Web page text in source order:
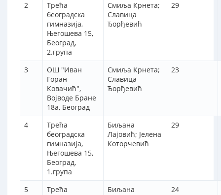
2
Трећа
београдска
гимназија,
Његошева 15,
Београд,
2.група
Смиља Крнета;
Славица
Ђорђевић
29
3
ОШ "Иван
Горан
Ковачић",
Војводе Бране
18а, Београд
Смиља Крнета;
Славица
Ђорђевић
23
4
Трећа
београдска
гимназија,
Његошева 15,
Београд,
1.група
Биљана
Лајовић; Јелена
Которчевић
29
5
Трећа
Биљана
24